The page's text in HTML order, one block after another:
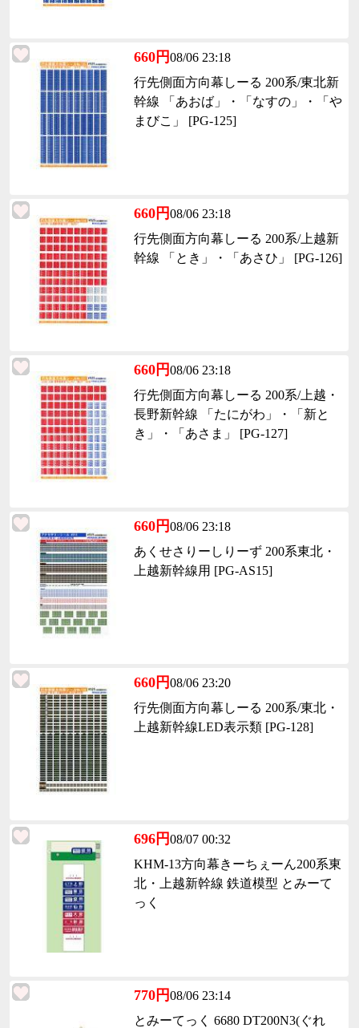
660円08/06 23:18
行先側面方向幕しーる 200系/東北新
幹線 「あおば」・「なすの」・「や
まびこ」 [PG-125]
660円08/06 23:18
行先側面方向幕しーる 200系/上越新
幹線 「とき」・「あさひ」 [PG-126]
660円08/06 23:18
行先側面方向幕しーる 200系/上越・
長野新幹線 「たにがわ」・「新と
き」・「あさま」 [PG-127]
660円08/06 23:18
あくせさりーしりーず 200系東北・
上越新幹線用 [PG-AS15]
660円08/06 23:20
行先側面方向幕しーる 200系/東北・
上越新幹線LED表示類 [PG-128]
696円08/07 00:32
KHM-13方向幕きーちぇーん200系東
北・上越新幹線 鉄道模型 とみーて
っく
770円08/06 23:14
とみーてっく 6680 DT200N3(ぐれ